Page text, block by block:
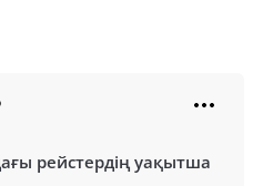
рейстердің уақытша